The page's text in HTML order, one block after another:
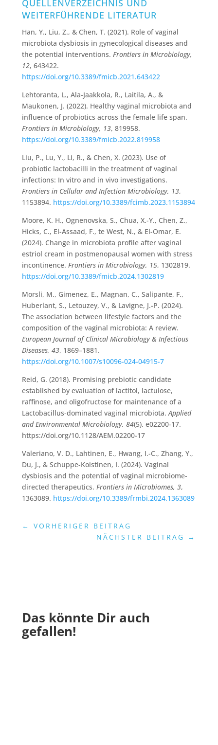
QUELLENVERZEICHNIS UND
WEITERFÜHRENDE LITERATUR
Han, Y., Liu, Z., & Chen, T. (2021). Role of vaginal
microbiota dysbiosis in gynecological diseases and
the potential interventions. Frontiers in Microbiology,
12, 643422.
https://doi.org/10.3389/fmicb.2021.643422
Lehtoranta, L., Ala-Jaakkola, R., Laitila, A., &
Maukonen, J. (2022). Healthy vaginal microbiota and
influence of probiotics across the female life span.
Frontiers in Microbiology, 13, 819958.
https://doi.org/10.3389/fmicb.2022.819958
Liu, P., Lu, Y., Li, R., & Chen, X. (2023). Use of
probiotic lactobacilli in the treatment of vaginal
infections: In vitro and in vivo investigations.
Frontiers in Cellular and Infection Microbiology, 13,
1153894. https://doi.org/10.3389/fcimb.2023.1153894
Moore, K. H., Ognenovska, S., Chua, X.-Y., Chen, Z.,
Hicks, C., El-Assaad, F., te West, N., & El-Omar, E.
(2024). Change in microbiota profile after vaginal
estriol cream in postmenopausal women with stress
incontinence. Frontiers in Microbiology, 15, 1302819.
https://doi.org/10.3389/fmicb.2024.1302819
Morsli, M., Gimenez, E., Magnan, C., Salipante, F.,
Huberlant, S., Letouzey, V., & Lavigne, J.-P. (2024).
The association between lifestyle factors and the
composition of the vaginal microbiota: A review.
European Journal of Clinical Microbiology & Infectious
Diseases, 43, 1869–1881.
https://doi.org/10.1007/s10096-024-04915-7
Reid, G. (2018). Promising prebiotic candidate
established by evaluation of lactitol, lactulose,
raffinose, and oligofructose for maintenance of a
Lactobacillus-dominated vaginal microbiota. Applied
and Environmental Microbiology, 84(5), e02200-17.
https://doi.org/10.1128/AEM.02200-17
Valeriano, V. D., Lahtinen, E., Hwang, I.-C., Zhang, Y.,
Du, J., & Schuppe-Koistinen, I. (2024). Vaginal
dysbiosis and the potential of vaginal microbiome-
directed therapeutics. Frontiers in Microbiomes, 3,
1363089. https://doi.org/10.3389/frmbi.2024.1363089
← VORHERIGER BEITRAG
NÄCHSTER BEITRAG
→
Das könnte Dir auch
gefallen!